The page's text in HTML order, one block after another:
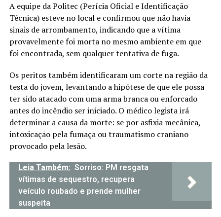
A equipe da Politec (Perícia Oficial e Identificação
Técnica) esteve no local e confirmou que não havia
sinais de arrombamento, indicando que a vítima
provavelmente foi morta no mesmo ambiente em que
foi encontrada, sem qualquer tentativa de fuga.
Os peritos também identificaram um corte na região da
testa do jovem, levantando a hipótese de que ele possa
ter sido atacado com uma arma branca ou enforcado
antes do incêndio ser iniciado. O médico legista irá
determinar a causa da morte: se por asfixia mecânica,
intoxicação pela fumaça ou traumatismo craniano
provocado pela lesão.
Leia Também: Sorriso: PM resgata
vítimas de sequestro, recupera
veículo roubado e prende mulher
suspeita